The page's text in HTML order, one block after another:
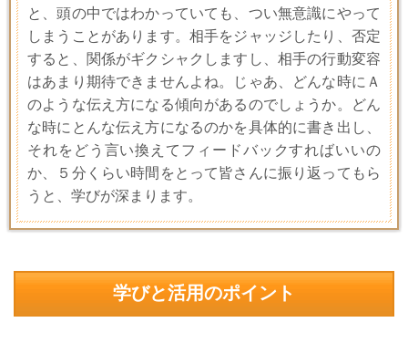
と、頭の中ではわかっていても、つい無意識にやって
しまうことがあります。相手をジャッジしたり、否定
すると、関係がギクシャクしますし、相手の行動変容
はあまり期待できませんよね。じゃあ、どんな時にＡ
のような伝え方になる傾向があるのでしょうか。どん
な時にとんな伝え方になるのかを具体的に書き出し、
それをどう言い換えてフィードバックすればいいの
か、５分くらい時間をとって皆さんに振り返ってもら
うと、学びが深まります。
学びと活用のポイント